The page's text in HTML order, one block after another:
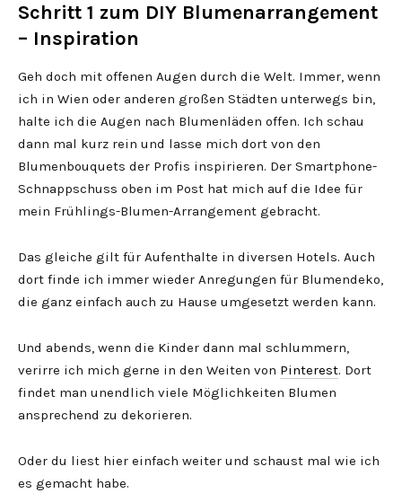
Schritt 1 zum DIY Blumenarrangement
– Inspiration
Geh doch mit offenen Augen durch die Welt. Immer, wenn
ich in Wien oder anderen großen Städten unterwegs bin,
halte ich die Augen nach Blumenläden offen. Ich schau
dann mal kurz rein und lasse mich dort von den
Blumenbouquets der Profis inspirieren. Der Smartphone-
Schnappschuss oben im Post hat mich auf die Idee für
mein Frühlings-Blumen-Arrangement gebracht.
Das gleiche gilt für Aufenthalte in diversen Hotels. Auch
dort finde ich immer wieder Anregungen für Blumendeko,
die ganz einfach auch zu Hause umgesetzt werden kann.
Und abends, wenn die Kinder dann mal schlummern,
verirre ich mich gerne in den Weiten von Pinterest. Dort
findet man unendlich viele Möglichkeiten Blumen
ansprechend zu dekorieren.
Oder du liest hier einfach weiter und schaust mal wie ich
es gemacht habe.